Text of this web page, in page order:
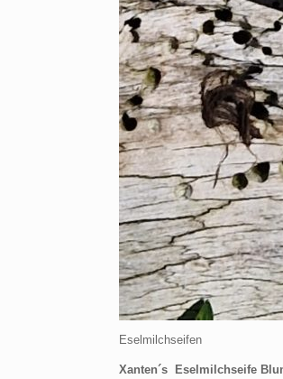
Eselmilchseifen
Xanten´s Eselmilchseife